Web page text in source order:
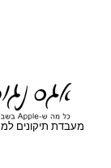
מעבדת תיקונים